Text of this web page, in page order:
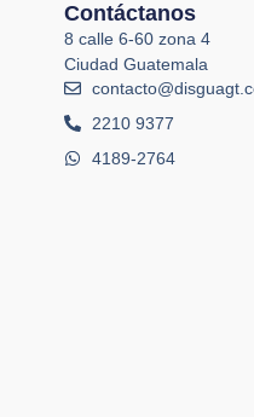
Contáctanos
8 calle 6-60 zona 4
Ciudad Guatemala
2210 9377
4189-2764